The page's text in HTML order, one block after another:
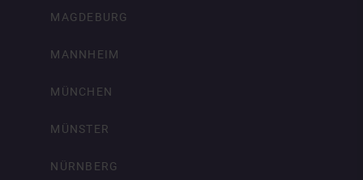
MAGDEBURG
MANNHEIM
MÜNCHEN
MÜNSTER
NÜRNBERG